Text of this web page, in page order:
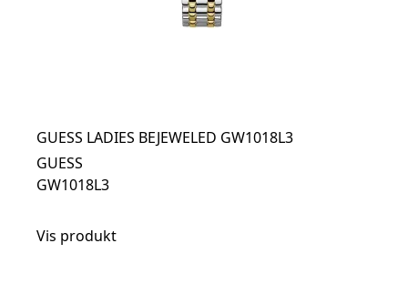
GUESS LADIES BEJEWELED GW1018L3
GUESS
GW1018L3
Vis produkt